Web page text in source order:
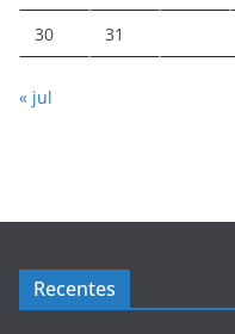
30 31
« jul
Recentes